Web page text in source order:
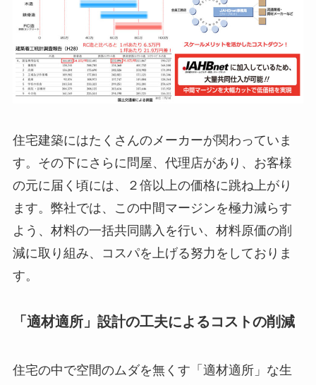
住宅建築にはたくさんのメーカーが関わっていま
す。その下にさらに問屋、代理店があり、お客様
の元に届く頃には、２倍以上の価格に跳ね上がり
ます。弊社では、この中間マージンを極力減らす
よう、材料の一括共同購入を行い、材料原価の削
減に取り組み、コスパを上げる努力をしておりま
す。
「適材適所」設計の工夫によるコストの削減
住宅の中で空間のムダを無くす「適材適所」な生